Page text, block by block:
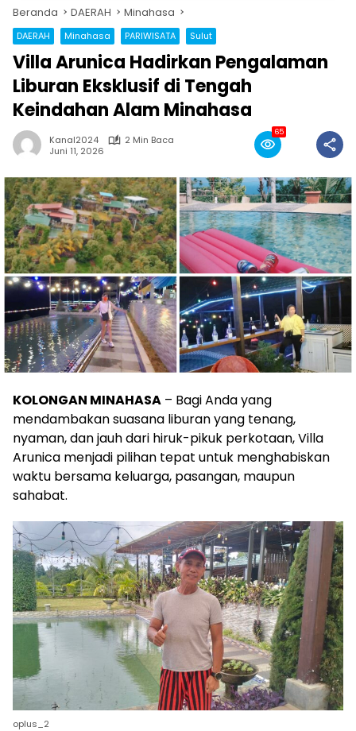
Beranda DAERAH Minahasa
DAERAH Minahasa PARIWISATA Sulut
Villa Arunica Hadirkan Pengalaman
Liburan Eksklusif di Tengah
Keindahan Alam Minahasa
Kanal2024
2 Min Baca
Juni 11, 2026
65
KOLONGAN MINAHASA – Bagi Anda yang
mendambakan suasana liburan yang tenang,
nyaman, dan jauh dari hiruk-pikuk perkotaan, Villa
Arunica menjadi pilihan tepat untuk menghabiskan
waktu bersama keluarga, pasangan, maupun
sahabat.
oplus_2